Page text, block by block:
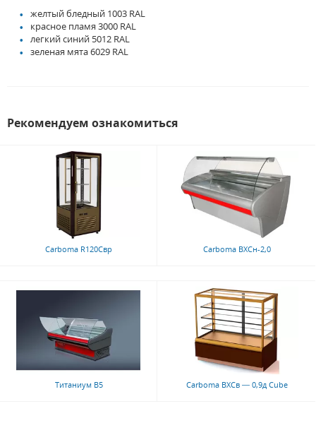
желтый бледный 1003 RAL
красное пламя 3000 RAL
легкий синий 5012 RAL
зеленая мята 6029 RAL
Рекомендуем ознакомиться
Carboma R120Cвр Carboma ВХСн-2,0
Титаниум В5 Carboma ВХСв — 0,9д Cube